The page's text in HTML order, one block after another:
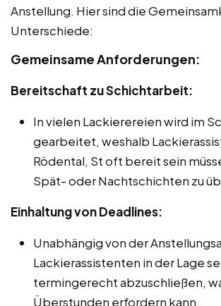
Anstellung. Hier sind die
Unterschiede:
Gemeinsame Anforderungen:
Bereitschaft zu Schichtarbeit:
In vielen Lackierereien wird im
gearbeitet, weshalb
Rödental, St oft bereit sein
Spät- oder Nachtschichten zu
Einhaltung von Deadlines:
Unabhängig von der
Lackierassistenten in der Lage
termingerecht abzuschließen,
Überstunden erfordern kann.